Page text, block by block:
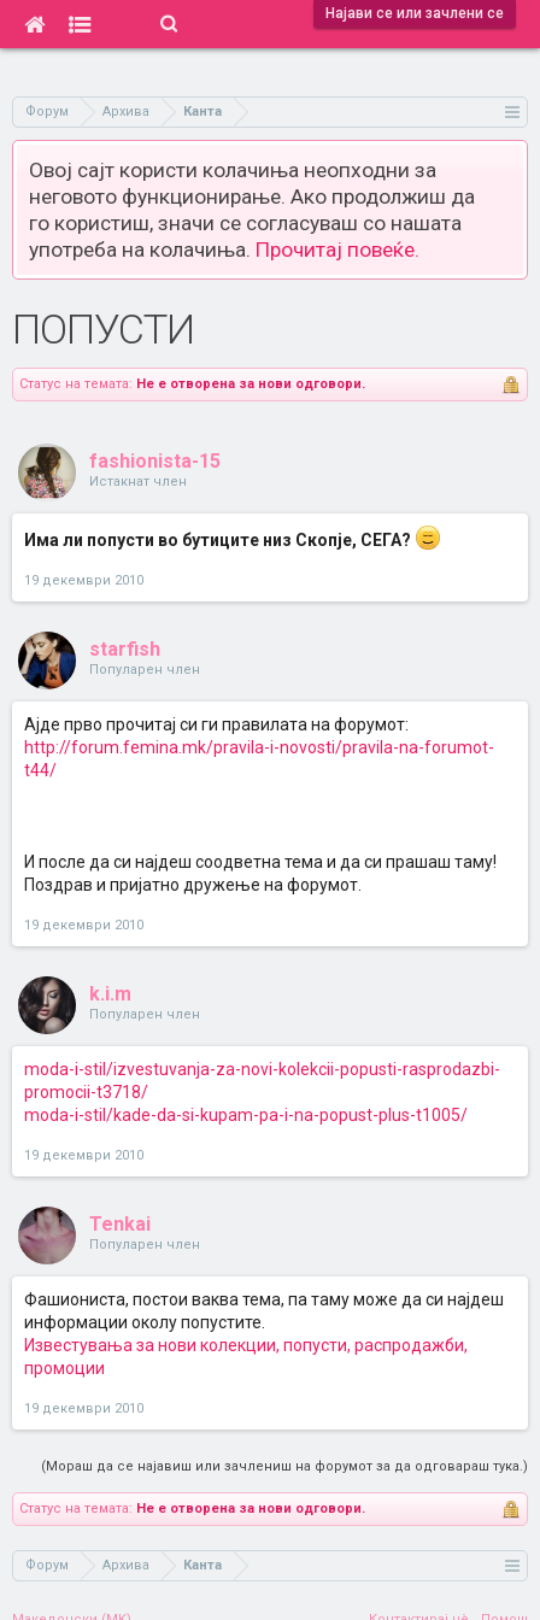
Најави се или зачлени се
Форум Архива Канта
Овој сајт користи колачиња неопходни за
неговото функционирање. Ако продолжиш да
го користиш, значи се согласуваш со нашата
употреба на колачиња. Прочитај повеќе.
ПОПУСТИ
Статус на темата: Не е отворена за нови одговори.
fashionista-15
Истакнат член
Има ли попусти во бутиците низ Скопје, СЕГА?
19 декември 2010
starfish
Популарен член
Ајде прво прочитај си ги правилата на форумот:
http://forum.femina.mk/pravila-i-novosti/pravila-na-forumot-
t44/
И после да си најдеш соодветна тема и да си прашаш таму!
Поздрав и пријатно дружење на форумот.
19 декември 2010
k.i.m
Популарен член
moda-i-stil/izvestuvanja-za-novi-kolekcii-popusti-rasprodazbi-
promocii-t3718/
moda-i-stil/kade-da-si-kupam-pa-i-na-popust-plus-t1005/
19 декември 2010
Tenkai
Популарен член
Фашиониста, постои ваква тема, па таму може да си најдеш
информации околу попустите.
Известувања за нови колекции, попусти, распродажби,
промоции
19 декември 2010
(Мораш да се најавиш или зачлениш на форумот за да одговараш тука.)
Статус на темата: Не е отворена за нови одговори.
Форум Архива Канта